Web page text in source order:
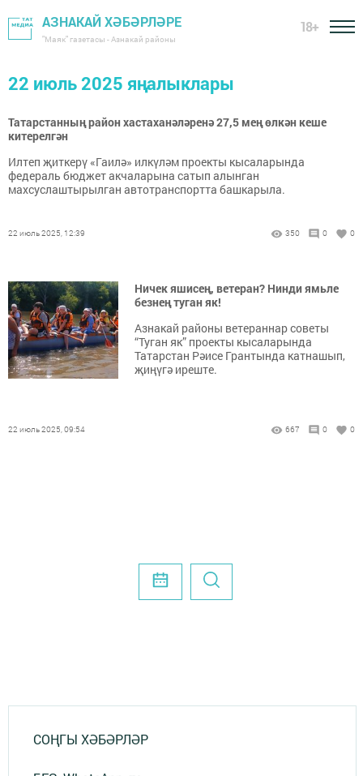
АЗНАКАЙ ХӘБӘРЛӘРЕ
"Маяк" газетасы - Азнакай районы
18+
22 июль 2025 яңалыклары
Татарстанның район хастаханәләренә 27,5 мең өлкән кеше
китерелгән
Илтеп җиткерү «Гаилә» илкүләм проекты кысаларында
федераль бюджет акчаларына сатып алынган
махсуслаштырылган автотранспортта башкарыла.
22 июль 2025, 12:39 350 0 0
Ничек яшисең, ветеран? Нинди ямьле
безнең туган як!
Азнакай районы ветераннар советы
“Туган як” проекты кысаларында
Татарстан Рәисе Грантында катнашып,
җиңүгә иреште.
22 июль 2025, 09:54 667 0 0
СОҢГЫ ХӘБӘРЛӘР